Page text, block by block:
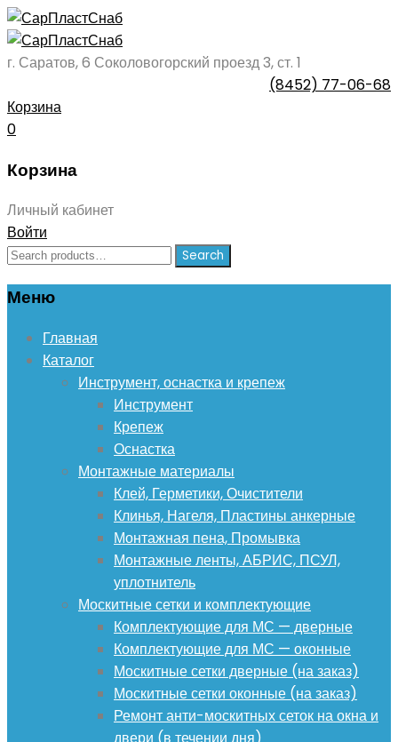
г. Саратов, 6 Соколовогорский проезд 3, ст. 1
(8452) 77-06-68
Корзина
0
Корзина
Личный кабинет
Войти
Search
Search
Меню
Skip
content
Главная
Каталог
Инструмент, оснастка и крепеж
Инструмент
Крепеж
Оснастка
Монтажные материалы
Клей, Герметики, Очистители
Клинья, Нагеля, Пластины анкерные
Монтажная пена, Промывка
Монтажные ленты, АБРИС, ПСУЛ,
уплотнитель
Москитные сетки и комплектующие
Комплектующие для МС — дверные
Комплектующие для МС — оконные
Москитные сетки дверные (на заказ)
Москитные сетки оконные (на заказ)
Ремонт анти-москитных сеток на окна и
двери (в течении дня)